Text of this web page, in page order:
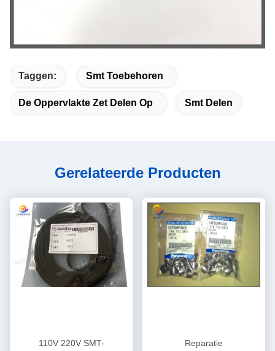
Taggen: Smt Toebehoren
De Oppervlakte Zet Delen Op Smt Delen
Gerelateerde Producten
110V 220V SMT-
Reparatie